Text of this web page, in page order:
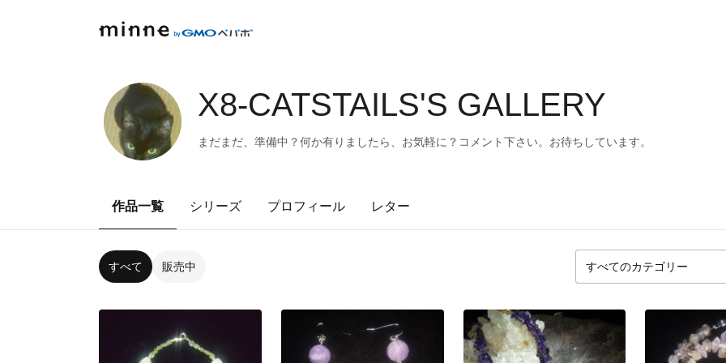
X8-CATSTAILS'S GALLERY
まだまだ、準備中？何か有りましたら、お気軽に？コメント下さい。お待ちしています。
作品一覧 シリーズ プロフィール レター
すべて 販売中